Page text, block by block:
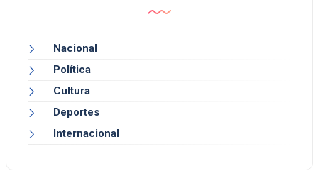
Nacional
Política
Cultura
Deportes
Internacional